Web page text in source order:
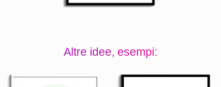
Altre idee, esempi: